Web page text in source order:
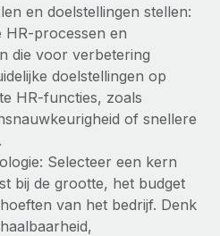
in 19 landen
leider in de wereldwijde
zet zich sinds 2016...
en doelstellingen stellen:
HR-processen en
die voor verbetering
doelstellingen op
HR-functies, zoals
of snellere
Selecteer een kern
bij de grootte, het budget
van het bedrijf. Denk